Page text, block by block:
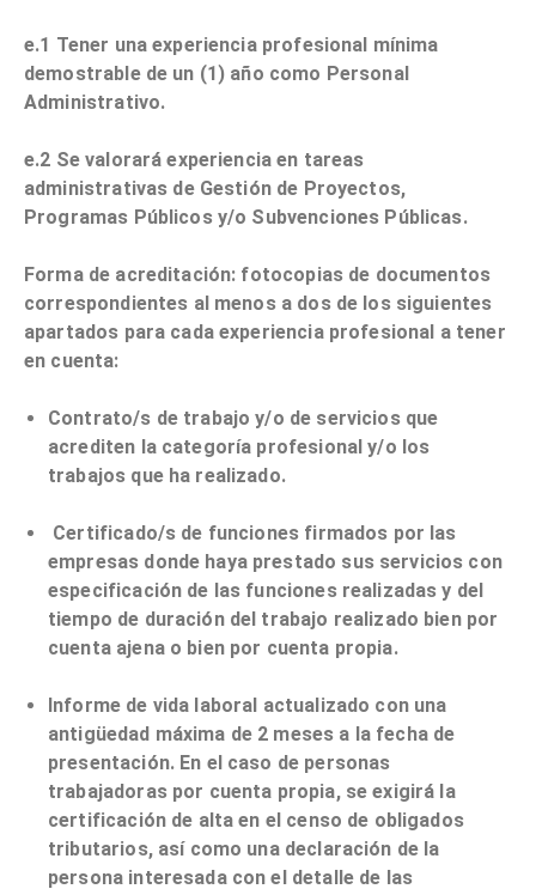
e.1 Tener una experiencia profesional mínima
demostrable de un (1) año como Personal
Administrativo.
e.2 Se valorará experiencia en tareas
administrativas de Gestión de Proyectos,
Programas Públicos y/o Subvenciones Públicas.
Forma de acreditación: fotocopias de documentos
correspondientes al menos a dos de los siguientes
apartados para cada experiencia profesional a tener
en cuenta:
Contrato/s de trabajo y/o de servicios que
acrediten la categoría profesional y/o los
trabajos que ha realizado.
Certificado/s de funciones firmados por las
empresas donde haya prestado sus servicios con
especificación de las funciones realizadas y del
tiempo de duración del trabajo realizado bien por
cuenta ajena o bien por cuenta propia.
Informe de vida laboral actualizado con una
antigüedad máxima de 2 meses a la fecha de
presentación. En el caso de personas
trabajadoras por cuenta propia, se exigirá la
certificación de alta en el censo de obligados
tributarios, así como una declaración de la
persona interesada con el detalle de las